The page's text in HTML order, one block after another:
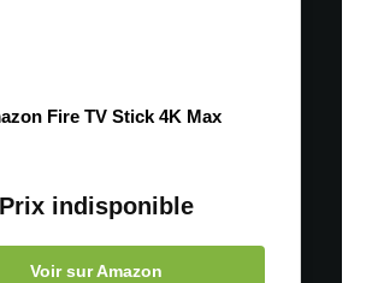
Fire TV Stick 4K Max
Prix indisponible
Voir sur Amazon